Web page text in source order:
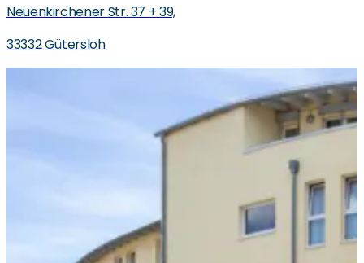
Neuenkirchener Str. 37 + 39,
33332 Gütersloh